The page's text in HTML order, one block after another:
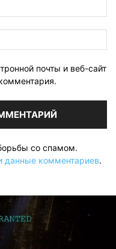
почты и веб-сайт
со спамом.
данные комментариев.